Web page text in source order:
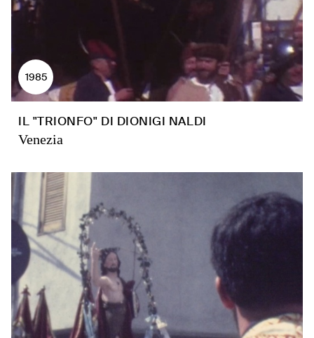
1985
IL "TRIONFO" DI DIONIGI NALDI
Venezia